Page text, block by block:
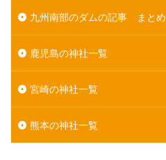
九州南部のダムの記事 まとめ
鹿児島の神社一覧
宮崎の神社一覧
熊本の神社一覧